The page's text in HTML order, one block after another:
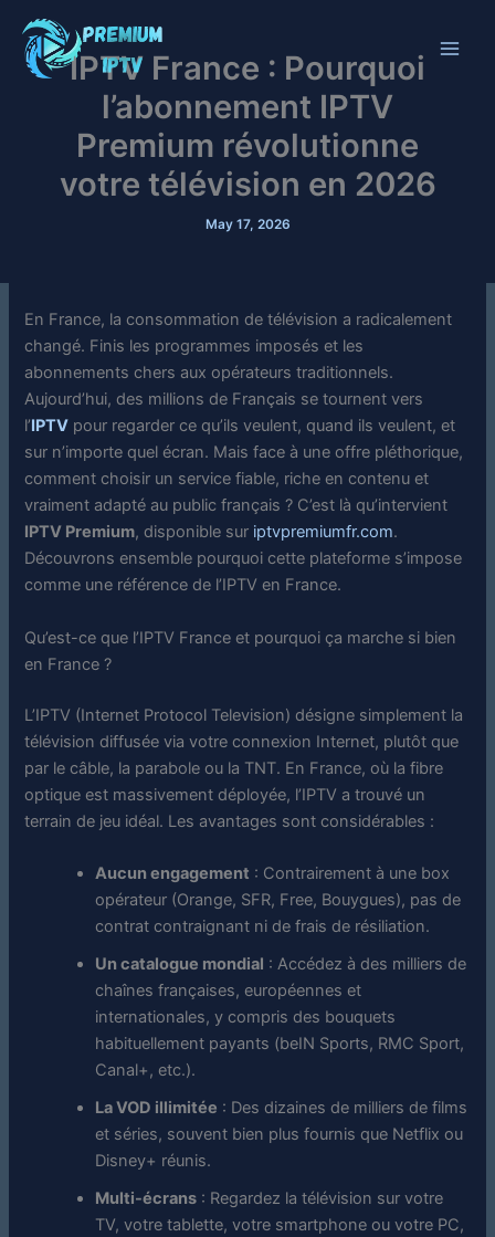
content
IPTV France : Pourquoi
l’abonnement IPTV
Premium révolutionne
votre télévision en 2026
May 17, 2026
En France, la consommation de télévision a radicalement
changé. Finis les programmes imposés et les
abonnements chers aux opérateurs traditionnels.
Aujourd’hui, des millions de Français se tournent vers
l’IPTV pour regarder ce qu’ils veulent, quand ils veulent, et
sur n’importe quel écran. Mais face à une offre pléthorique,
comment choisir un service fiable, riche en contenu et
vraiment adapté au public français ? C’est là qu’intervient
IPTV Premium, disponible sur iptvpremiumfr.com.
Découvrons ensemble pourquoi cette plateforme s’impose
comme une référence de l’IPTV en France.
Qu’est-ce que l’IPTV France et pourquoi ça marche si bien
en France ?
L’IPTV (Internet Protocol Television) désigne simplement la
télévision diffusée via votre connexion Internet, plutôt que
par le câble, la parabole ou la TNT. En France, où la fibre
optique est massivement déployée, l’IPTV a trouvé un
terrain de jeu idéal. Les avantages sont considérables :
Aucun engagement : Contrairement à une box
opérateur (Orange, SFR, Free, Bouygues), pas de
contrat contraignant ni de frais de résiliation.
Un catalogue mondial : Accédez à des milliers de
chaînes françaises, européennes et
internationales, y compris des bouquets
habituellement payants (beIN Sports, RMC Sport,
Canal+, etc.).
La VOD illimitée : Des dizaines de milliers de films
et séries, souvent bien plus fournis que Netflix ou
Disney+ réunis.
Multi-écrans : Regardez la télévision sur votre
TV, votre tablette, votre smartphone ou votre PC,